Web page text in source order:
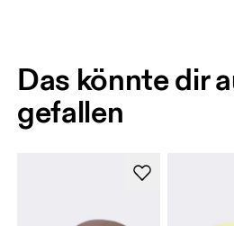
Das könnte dir
gefallen